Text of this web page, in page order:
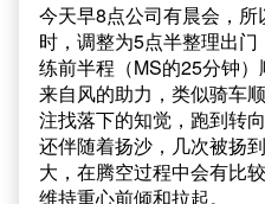
今天早8点公司有晨会，
时，调整为5点半整理出
练前半程（MS的25分钟
来自风的助力，类似骑车
注找落下的知觉，跑到转
还伴随着扬沙，几次被扬
大，在腾空过程中会有比
维持重心前倾和拉起。